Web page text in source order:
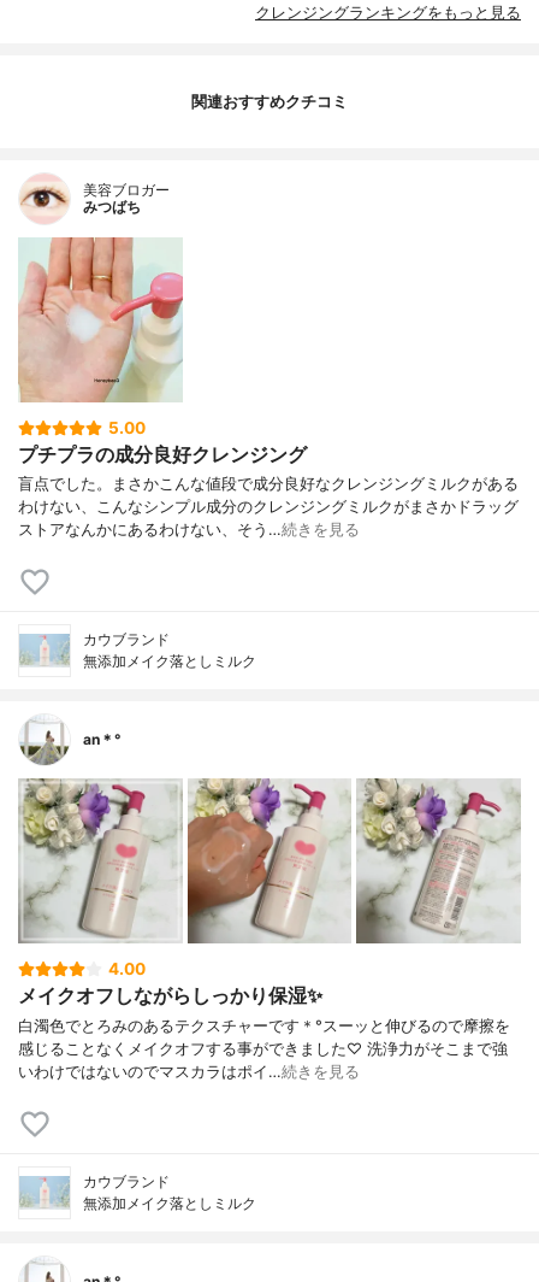
クレンジングランキングをもっと見る
関連おすすめクチコミ
美容ブロガー
みつばち
5.00
プチプラの成分良好クレンジング
盲点でした。まさかこんな値段で成分良好なクレンジングミルクがある
わけない、こんなシンプル成分のクレンジングミルクがまさかドラッグ
ストアなんかにあるわけない、そう…続きを見る
カウブランド
無添加メイク落としミルク
an＊°
4.00
メイクオフしながらしっかり保湿✨
白濁色でとろみのあるテクスチャーです＊°スーッと伸びるので摩擦を
感じることなくメイクオフする事ができました♡ 洗浄力がそこまで強
いわけではないのでマスカラはポイ…続きを見る
カウブランド
無添加メイク落としミルク